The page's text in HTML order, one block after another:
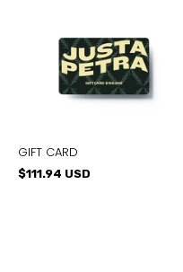
GIFT CARD
$111.94 USD